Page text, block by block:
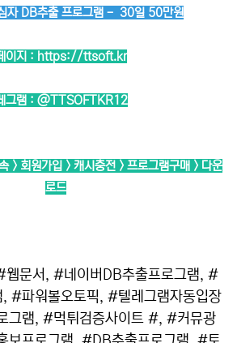
자 DB추출 프로그램 - 30일 50만원
이지 : https://ttsoft.kr
그램 : @TTSOFTKR12
> 회원가입 > 캐시충전 > 프로그램구매 > 다운
로드
문서, #네이버DB추출프로그램, #
, #파워볼오토픽, #텔레그램자동입장
그램, #먹튀검증사이트 #, #커뮤광